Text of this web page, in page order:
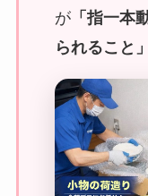
が「指一本
られること」